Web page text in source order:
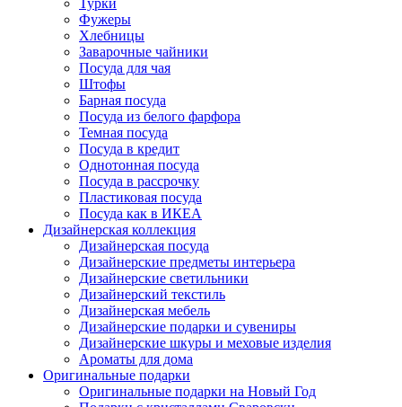
Турки
Фужеры
Хлебницы
Заварочные чайники
Посуда для чая
Штофы
Барная посуда
Посуда из белого фарфора
Темная посуда
Посуда в кредит
Однотонная посуда
Посуда в рассрочку
Пластиковая посуда
Посуда как в ИКЕА
Дизайнерская коллекция
Дизайнерская посуда
Дизайнерские предметы интерьера
Дизайнерские светильники
Дизайнерский текстиль
Дизайнерская мебель
Дизайнерские подарки и сувениры
Дизайнерские шкуры и меховые изделия
Ароматы для дома
Оригинальные подарки
Оригинальные подарки на Новый Год